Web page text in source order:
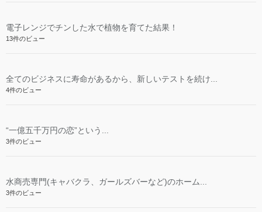
電子レンジでチンした水で植物を育てた結果！
13件のビュー
全てのビジネスに寿命があるから、新しいテストを続け...
4件のビュー
“一億五千万円の恋”という...
3件のビュー
水商売専門(キャバクラ、ガールズバーなど)のホーム...
3件のビュー